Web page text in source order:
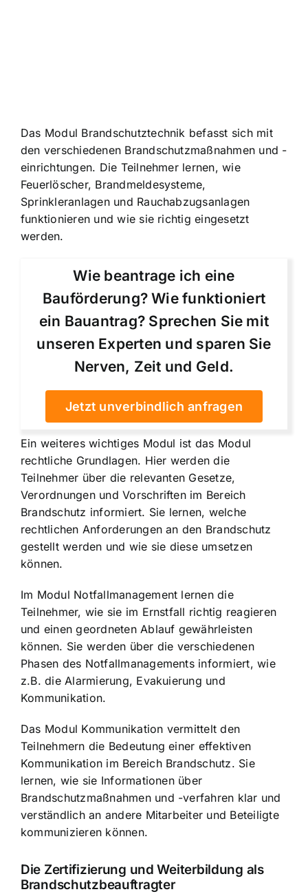
Das Modul Brandschutztechnik befasst sich mit
den verschiedenen Brandschutzmaßnahmen und -
einrichtungen. Die Teilnehmer lernen, wie
Feuerlöscher, Brandmeldesysteme,
Sprinkleranlagen und Rauchabzugsanlagen
funktionieren und wie sie richtig eingesetzt
werden.
Wie beantrage ich eine
Bauförderung? Wie funktioniert
ein Bauantrag? Sprechen Sie mit
unseren Experten und sparen Sie
Nerven, Zeit und Geld.
Jetzt unverbindlich anfragen
Ein weiteres wichtiges Modul ist das Modul
rechtliche Grundlagen. Hier werden die
Teilnehmer über die relevanten Gesetze,
Verordnungen und Vorschriften im Bereich
Brandschutz informiert. Sie lernen, welche
rechtlichen Anforderungen an den Brandschutz
gestellt werden und wie sie diese umsetzen
können.
Im Modul Notfallmanagement lernen die
Teilnehmer, wie sie im Ernstfall richtig reagieren
und einen geordneten Ablauf gewährleisten
können. Sie werden über die verschiedenen
Phasen des Notfallmanagements informiert, wie
z.B. die Alarmierung, Evakuierung und
Kommunikation.
Das Modul Kommunikation vermittelt den
Teilnehmern die Bedeutung einer effektiven
Kommunikation im Bereich Brandschutz. Sie
lernen, wie sie Informationen über
Brandschutzmaßnahmen und -verfahren klar und
verständlich an andere Mitarbeiter und Beteiligte
kommunizieren können.
Die Zertifizierung und Weiterbildung als
Brandschutzbeauftragter